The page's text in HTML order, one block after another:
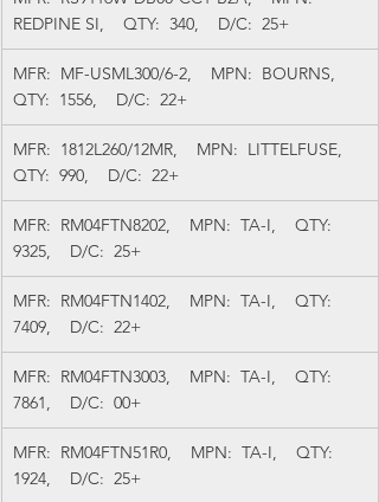
REDPINE SI,    QTY:  340,    D/C:  25+
MFR:  MF-USML300/6-2,    MPN:  BOURNS,
QTY:  1556,    D/C:  22+
MFR:  1812L260/12MR,    MPN:  LITTELFUSE,
QTY:  990,    D/C:  22+
MFR:  RM04FTN8202,    MPN:  TA-I,    QTY:
9325,    D/C:  25+
MFR:  RM04FTN1402,    MPN:  TA-I,    QTY:
7409,    D/C:  22+
MFR:  RM04FTN3003,    MPN:  TA-I,    QTY:
7861,    D/C:  00+
MFR:  RM04FTN51R0,    MPN:  TA-I,    QTY:
1924,    D/C:  25+